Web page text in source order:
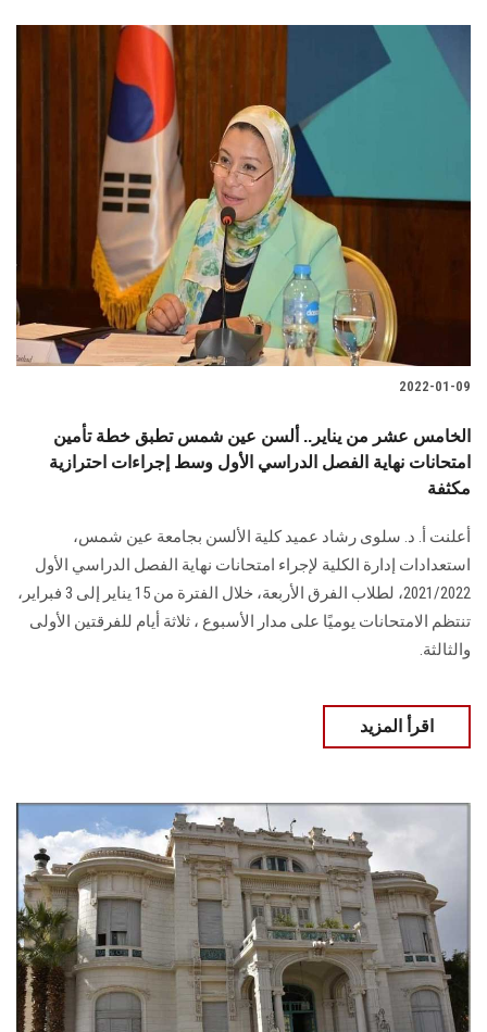
2022-01-09
الخامس عشر من يناير.. ألسن عين شمس تطبق خطة تأمين
امتحانات نهاية الفصل الدراسي الأول وسط إجراءات احترازية
مكثفة
أعلنت أ. د. سلوى رشاد عميد كلية الألسن بجامعة عين شمس،
استعدادات إدارة الكلية لإجراء امتحانات نهاية الفصل الدراسي الأول
2021/2022، لطلاب الفرق الأربعة، خلال الفترة من 15 يناير إلى 3 فبراير،
تنتظم الامتحانات يوميًا على مدار الأسبوع ، ثلاثة أيام للفرقتين الأولى
والثالثة.
اقرأ المزيد